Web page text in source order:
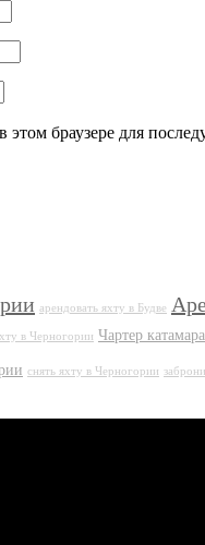
этом браузере для
арендовать яхту в Будве
в Черногории Чартер
снять яхту в Черногории